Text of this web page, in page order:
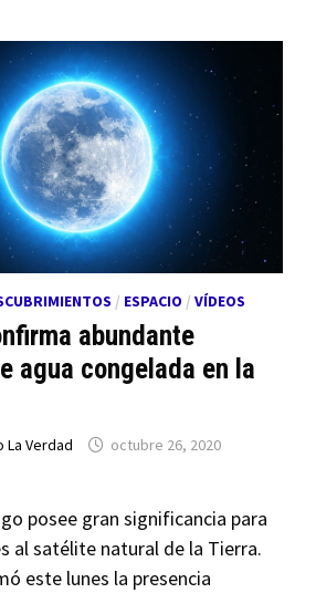
/ ESPACIO / VÍDEOS
abundante
agua congelada en la
La Verdad
octubre 26, 2020
posee gran significancia para
al satélite natural de la Tierra.
este lunes la presencia